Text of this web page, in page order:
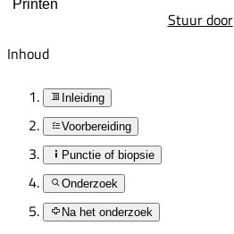
Printen
Stuur door
Inhoud
Inleiding
Voorbereiding
Punctie of biopsie
Onderzoek
Na het onderzoek